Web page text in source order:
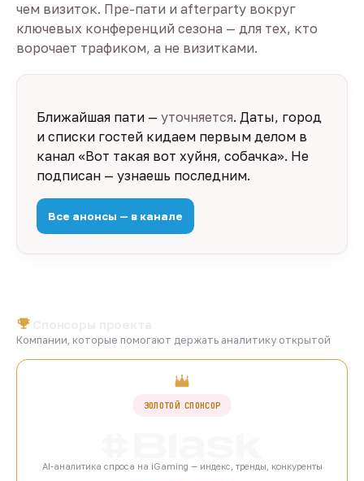
чем визиток. Пре-пати и afterparty вокруг
ключевых конференций сезона — для тех, кто
ворочает трафиком, а не визитками.
Ближайшая пати — уточняется. Даты, город
и списки гостей кидаем первым делом в
канал «Вот такая вот хуйня, собачка». Не
подписан — узнаешь последним.
Все анонсы — в канале
Компании, которые помогают держать аналитику открытой
ЗОЛОТОЙ СПОНСОР
AI-аналитика спроса на iGaming — индекс, тренды, конкуренты